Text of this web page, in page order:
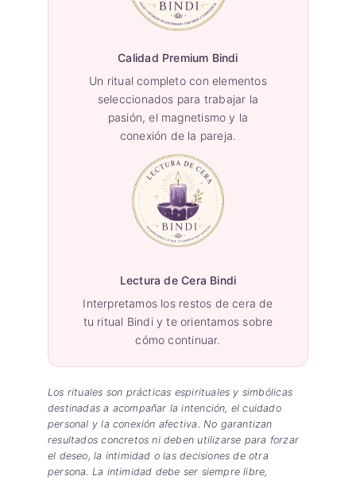
Calidad Premium Bindi
Un ritual completo con elementos
seleccionados para trabajar la
pasión, el magnetismo y la
conexión de la pareja.
Lectura de Cera Bindi
Interpretamos los restos de cera de
tu ritual Bindi y te orientamos sobre
cómo continuar.
Los rituales son prácticas espirituales y simbólicas
destinadas a acompañar la intención, el cuidado
personal y la conexión afectiva. No garantizan
resultados concretos ni deben utilizarse para forzar
el deseo, la intimidad o las decisiones de otra
persona. La intimidad debe ser siempre libre,